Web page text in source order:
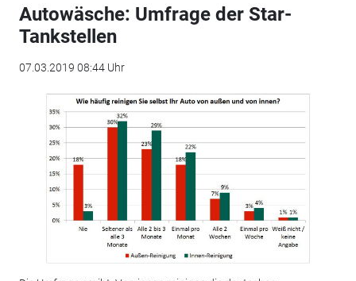
Autowäsche: Umfrage der Star-
Tankstellen
07.03.2019 08:44 Uhr